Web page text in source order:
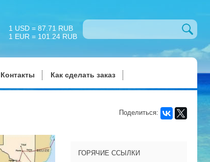
1 USD = 87.71 RUB
1 EUR = 101.24 RUB
Контакты Как сделать заказ
Поделиться:
ГОРЯЧИЕ ССЫЛКИ